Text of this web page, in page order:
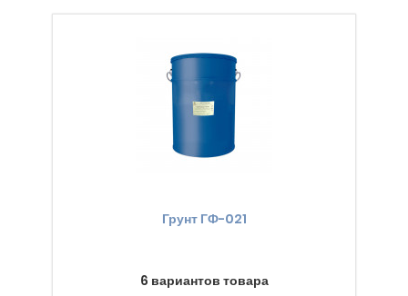
Грунт ГФ-021
6 вариантов товара